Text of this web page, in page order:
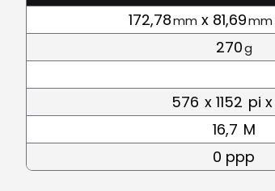
172,78mm x 81,69mm
270g
576 x 1152 pi
16,7 M
0 ppp